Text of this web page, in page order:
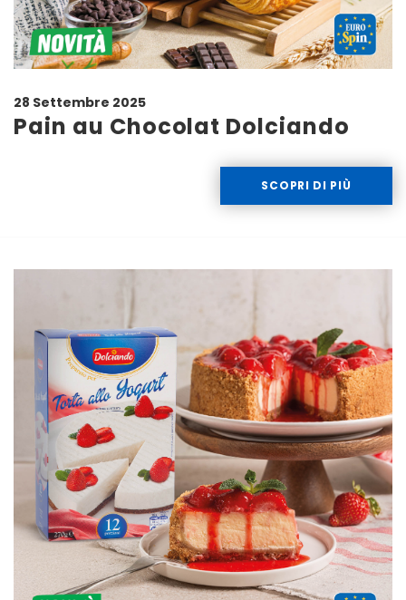
28 Settembre 2025
Pain au Chocolat Dolciando
SCOPRI DI PIÙ